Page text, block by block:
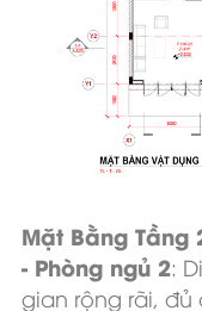
Mặt Bằng Tầng
- Phòng ngủ 2:
gian rộng rãi,